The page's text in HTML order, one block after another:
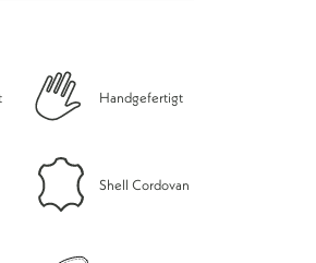
Handgefertigt
Shell Cordovan